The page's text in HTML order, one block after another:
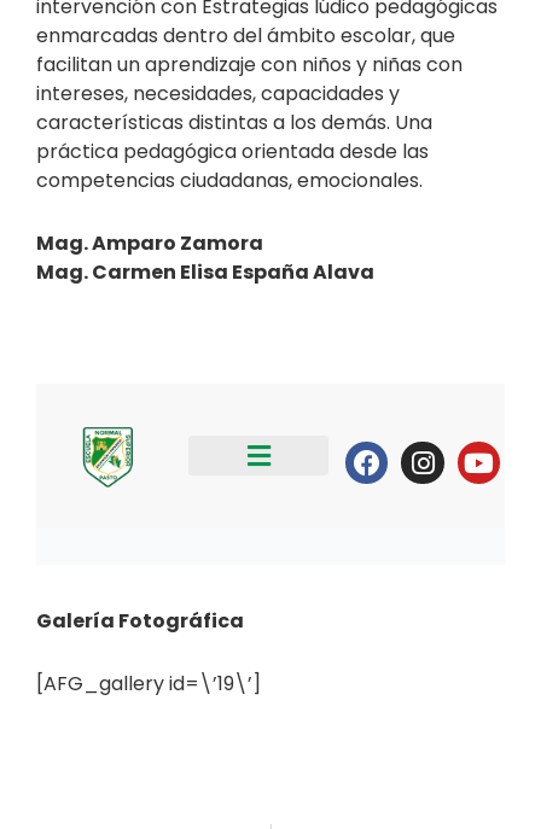
intervención con Estrategias lúdico pedagógicas
enmarcadas dentro del ámbito escolar, que
facilitan un aprendizaje con niños y niñas con
intereses, necesidades, capacidades y
características distintas a los demás. Una
práctica pedagógica orientada desde las
competencias ciudadanas, emocionales.
Mag. Amparo Zamora
Mag. Carmen Elisa España Alava
Galería Fotográfica
[AFG_gallery id=\’19\’]